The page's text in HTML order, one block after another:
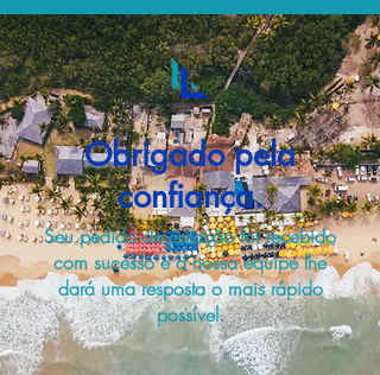
Obrigado pela
confiança.
Seu pedido de cotação foi recebido
com sucesso e a nossa equipe lhe
dará uma resposta o mais rápido
possível.